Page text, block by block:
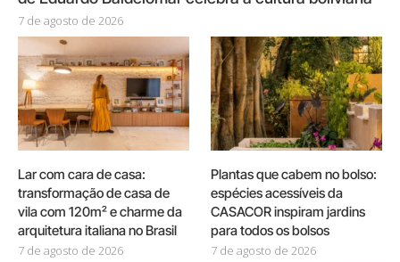
7 de agosto de 2026
Lar com cara de casa:
transformação de casa de
vila com 120m² e charme da
arquitetura italiana no Brasil
7 de agosto de 2026
Plantas que cabem no bolso:
espécies acessíveis da
CASACOR inspiram jardins
para todos os bolsos
7 de agosto de 2026